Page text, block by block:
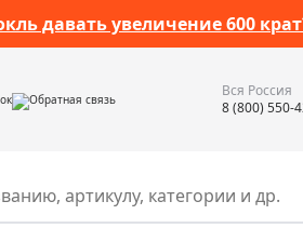
давать увеличение 600
Обратная связь
Вся Россия
8 (800) 550-